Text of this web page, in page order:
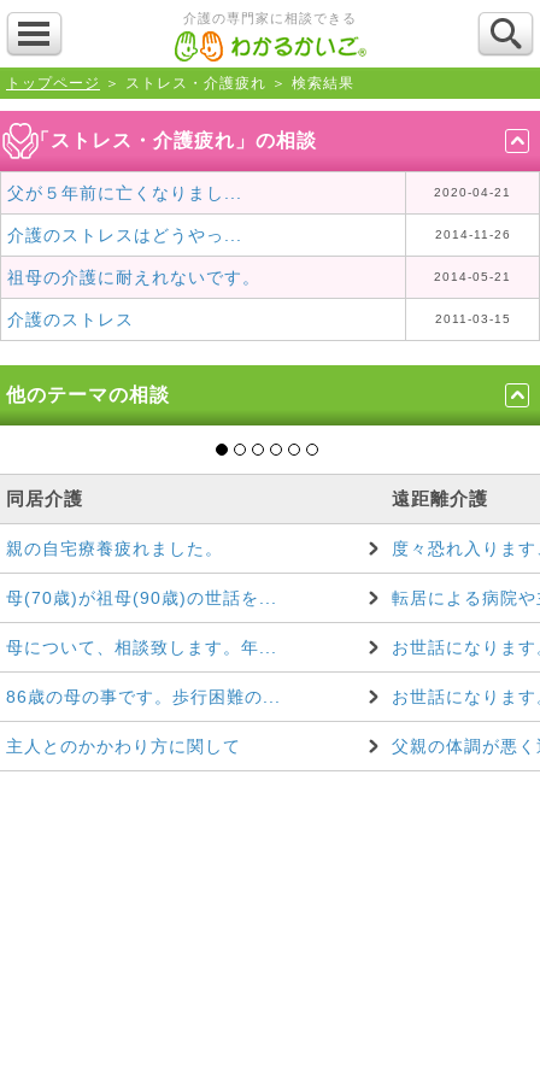
介護の専門家に相談できる
トップページ ＞ ストレス・介護疲れ ＞ 検索結果
「ストレス・介護疲れ」の相談
父が５年前に亡くなりまし... 2020-04-21
介護のストレスはどうやっ... 2014-11-26
祖母の介護に耐えれないです。 2014-05-21
介護のストレス 2011-03-15
他のテーマの相談
同居介護
親の自宅療養疲れました。
母(70歳)が祖母(90歳)の世話を...
母について、相談致します。年...
86歳の母の事です。歩行困難の...
主人とのかかわり方に関して
遠距離介護
度々恐れ入りま
転居による病院
お世話になりま
お世話になりま
父親の体調が悪